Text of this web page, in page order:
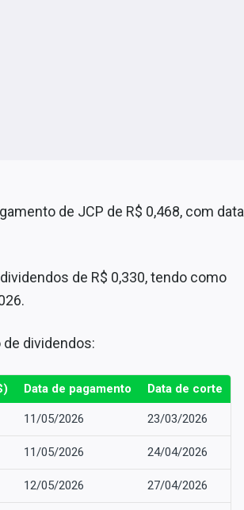
de JCP de R$ 0,468, com data
de R$ 0,330, tendo como
dividendos:
Data de pagamento Data de corte
11/05/2026 23/03/2026
11/05/2026 24/04/2026
12/05/2026 27/04/2026